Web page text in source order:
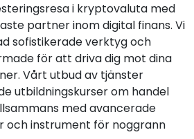
i kryptovaluta med
partner inom digital finans. Vi
sofistikerade verktyg och
för att driva dig mot dina
Vårt utbud av tjänster
utbildningskurser om handel
med avancerade
och instrument för noggrann